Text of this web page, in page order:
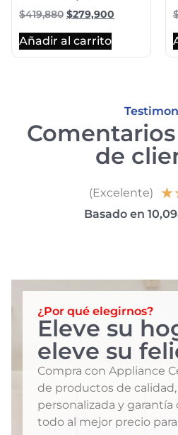
$419,880 $279,900
Añadir al carrito
de
(Excelente) ★
Basado en
¿Por qué elegirnos?
Eleve su
eleve su
Compra con Appliance
de productos de
personalizada y garantía
todo al mejor precio